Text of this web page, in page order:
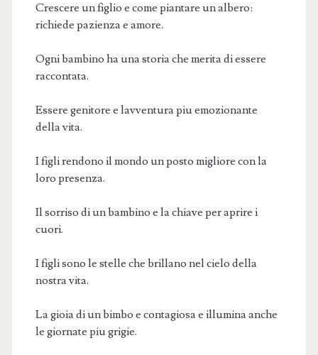
Crescere un figlio e come piantare un albero:
richiede pazienza e amore.
Ogni bambino ha una storia che merita di essere
raccontata.
Essere genitore e lavventura piu emozionante
della vita.
I figli rendono il mondo un posto migliore con la
loro presenza.
Il sorriso di un bambino e la chiave per aprire i
cuori.
I figli sono le stelle che brillano nel cielo della
nostra vita.
La gioia di un bimbo e contagiosa e illumina anche
le giornate piu grigie.